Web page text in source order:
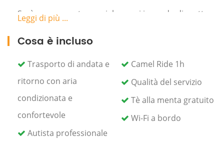
Sarà un momento speciale, sarai in grado di scattare
foto artistiche con il cammello e saperne di più
sull'abito palmeriano marocchino, quando indossi
Arabia, otterrai un così grande relax e ti
esperienza, dovrai provarlo con abiti del deserto e ti
darà la possibilità di tornare indietro nel tempo con
questa impressionante atmosfera a Marrakech.
Incontrerai il nostro personale incredibile e gentile
Leggi di più ...
Cosa è incluso
Trasporto di andata e
ritorno con aria
condizionata e
confortevole
Autista professionale
Camel Ride 1h
Qualità del servizio
Tè alla menta gratuito
Wi-Fi a bordo